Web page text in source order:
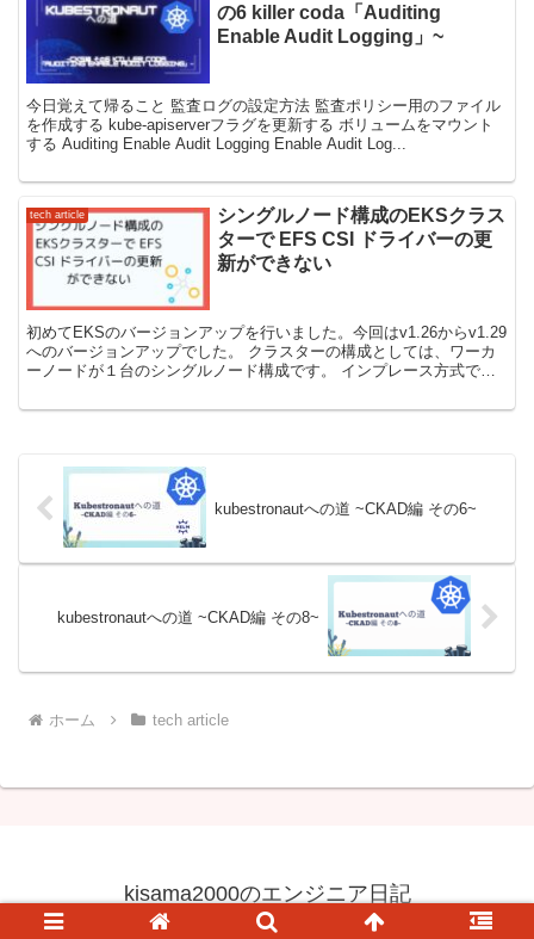
の6 killer coda「Auditing
Enable Audit Logging」~
今日覚えて帰ること 監査ログの設定方法 監査ポリシー用のファイル
を作成する kube-apiserverフラグを更新する ボリュームをマウント
する Auditing Enable Audit Logging Enable Audit Log...
tech article
シングルノード構成のEKSクラス
ターで EFS CSI ドライバーの更
新ができない
初めてEKSのバージョンアップを行いました。今回はv1.26からv1.29
へのバージョンアップでした。 クラスターの構成としては、ワーカ
ーノードが１台のシングルノード構成です。 インプレース方式で、
kubestronautへの道 ~CKAD編 その6~
kubestronautへの道 ~CKAD編 その8~
ホーム tech article
kisama2000のエンジニア日記
© 2023 kisama2000のエンジニア日記.